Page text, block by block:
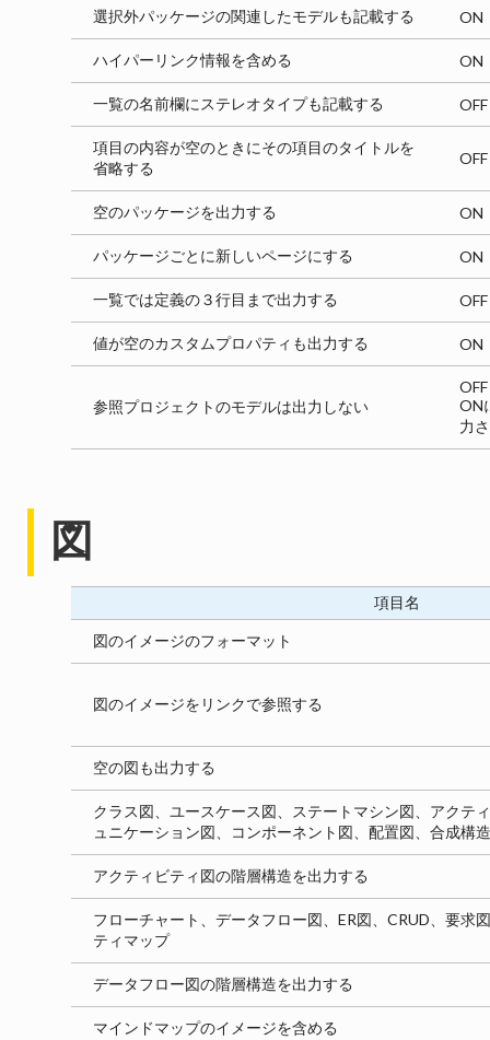
選択外パッケージの関連したモデルも記載する ON
ハイパーリンク情報を含める ON
一覧の名前欄にステレオタイプも記載する OFF
項目の内容が空のときにその項目のタイトルを
省略する
OFF
空のパッケージを出力する ON
パッケージごとに新しいページにする ON
一覧では定義の３行目まで出力する OFF
値が空のカスタムプロパティも出力する ON
参照プロジェクトのモデルは出力しない
OFF
ON
力
図
項目名
図のイメージのフォーマット
図のイメージをリンクで参照する
空の図も出力する
クラス図、ユースケース図、ステートマシン図、アクテ
ュニケーション図、コンポーネント図、配置図、合成構
アクティビティ図の階層構造を出力する
フローチャート、データフロー図、ER図、CRUD、要求
ティマップ
データフロー図の階層構造を出力する
マインドマップのイメージを含める